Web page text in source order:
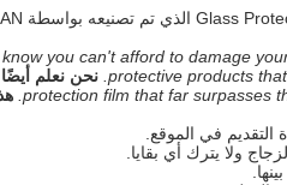
you can't afford to damage
protective products نحن نعلم
protection film that far surpasses
ولا يترك أي بقايا.